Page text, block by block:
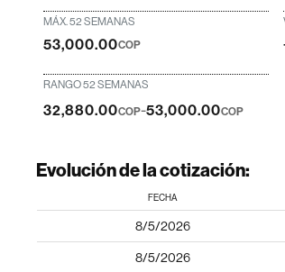
MÁX. 52 SEMANAS
53,000.00COP
RANGO 52 SEMANAS
32,880.00COP-53,000.00COP
Evolución de la cotización:
FECHA
8/5/2026
8/5/2026